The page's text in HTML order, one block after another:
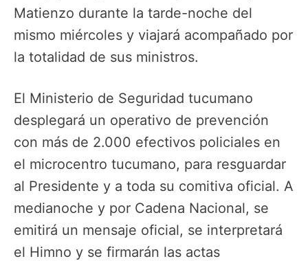
Matienzo durante la tarde-noche del
mismo miércoles y viajará acompañado por
la totalidad de sus ministros.
El Ministerio de Seguridad tucumano
desplegará un operativo de prevención
con más de 2.000 efectivos policiales en
el microcentro tucumano, para resguardar
al Presidente y a toda su comitiva oficial. A
medianoche y por Cadena Nacional, se
emitirá un mensaje oficial, se interpretará
el Himno y se firmarán las actas